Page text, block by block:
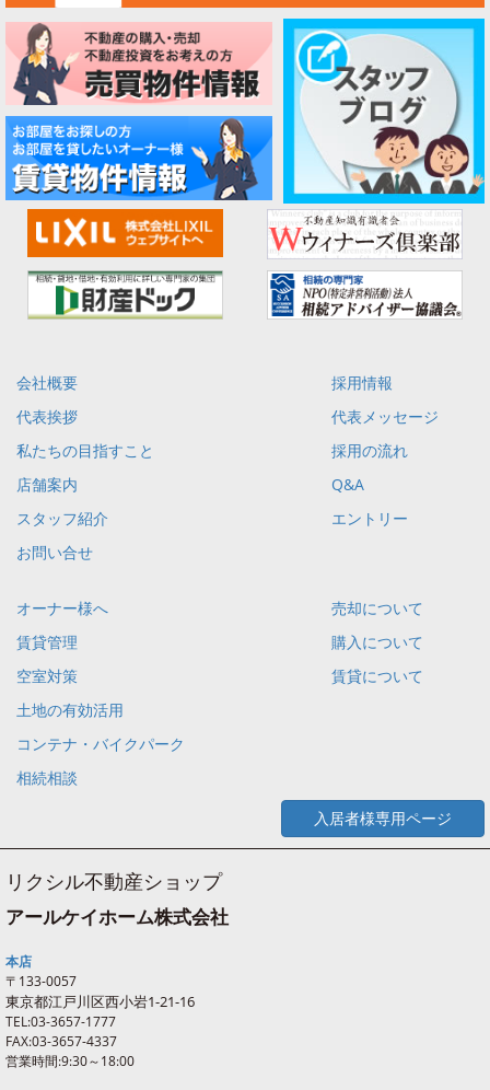
会社概要
代表挨拶
私たちの目指すこと
店舗案内
スタッフ紹介
お問い合せ
採用情報
代表メッセージ
採用の流れ
Q&A
エントリー
オーナー様へ
賃貸管理
空室対策
土地の有効活用
コンテナ・バイクパーク
相続相談
売却について
購入について
賃貸について
入居者様専用ページ
リクシル不動産ショップ
アールケイホーム株式会社
本店
〒133-0057
東京都江戸川区西小岩1-21-16
TEL:03-3657-1777
FAX:03-3657-4337
営業時間:9:30～18:00